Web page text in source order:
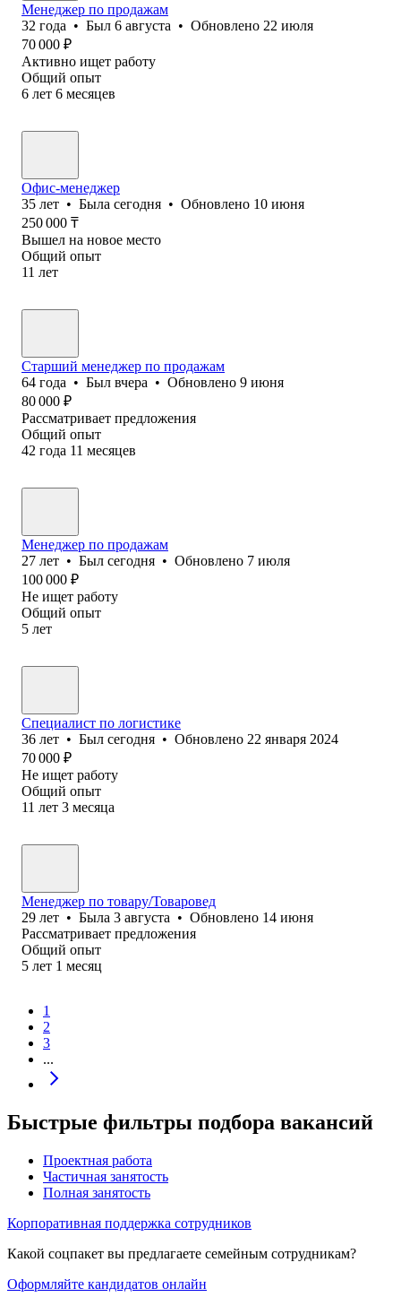
Менеджер по продажам
32 года • Был 6 августа • Обновлено 22 июля
70 000 ₽
Активно ищет работу
Общий опыт
6 лет 6 месяцев
Офис-менеджер
35 лет • Была сегодня • Обновлено 10 июня
250 000 ₸
Вышел на новое место
Общий опыт
11 лет
Старший менеджер по продажам
64 года • Был вчера • Обновлено 9 июня
80 000 ₽
Рассматривает предложения
Общий опыт
42 года 11 месяцев
Менеджер по продажам
27 лет • Был сегодня • Обновлено 7 июля
100 000 ₽
Не ищет работу
Общий опыт
5 лет
Специалист по логистике
36 лет • Был сегодня • Обновлено 22 января 2024
70 000 ₽
Не ищет работу
Общий опыт
11 лет 3 месяца
Менеджер по товару/Товаровед
29 лет • Была 3 августа • Обновлено 14 июня
Рассматривает предложения
Общий опыт
5 лет 1 месяц
1
2
3
...
Быстрые фильтры подбора вакансий
Проектная работа
Частичная занятость
Полная занятость
Корпоративная поддержка сотрудников
Какой соцпакет вы предлагаете семейным сотрудникам?
Оформляйте кандидатов онлайн